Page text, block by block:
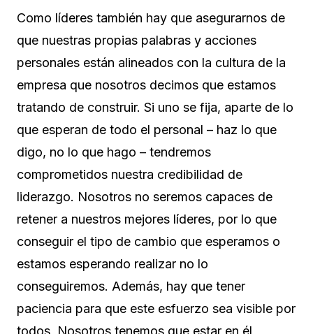
Como líderes también hay que asegurarnos de
que nuestras propias palabras y acciones
personales están alineados con la cultura de la
empresa que nosotros decimos que estamos
tratando de construir. Si uno se fija, aparte de lo
que esperan de todo el personal – haz lo que
digo, no lo que hago – tendremos
comprometidos nuestra credibilidad de
liderazgo. Nosotros no seremos capaces de
retener a nuestros mejores líderes, por lo que
conseguir el tipo de cambio que esperamos o
estamos esperando realizar no lo
conseguiremos. Además, hay que tener
paciencia para que este esfuerzo sea visible por
todos, Nosotros tenemos que estar en él